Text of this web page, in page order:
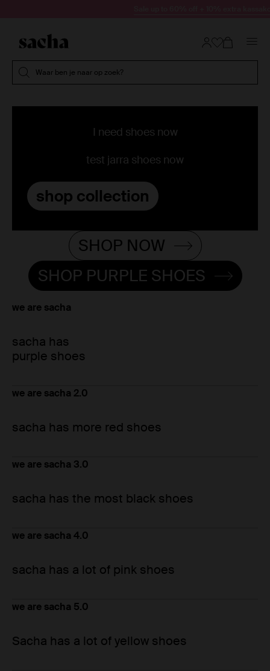
Waar ben je naar op zoek?
I need shoes now
test jarra shoes now
shop collection
SHOP NOW
SHOP PURPLE SHOES
we are sacha
sacha has
purple shoes
we are sacha 2.0
sacha has more red shoes
we are sacha 3.0
sacha has the most black shoes
we are sacha 4.0
sacha has a lot of pink shoes
we are sacha 5.0
Sacha has a lot of yellow shoes